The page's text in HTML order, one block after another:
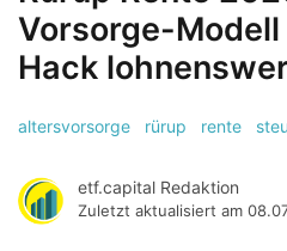
Vorsorge-
Hack
altersvorsorge rürup rente
etf.capital Redaktion
Zuletzt aktualisiert am